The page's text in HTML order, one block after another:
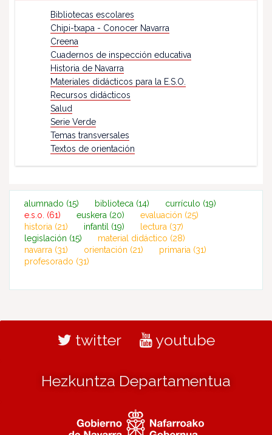
Bibliotecas escolares
Chipi-txapa - Conocer Navarra
Creena
Cuadernos de inspección educativa
Historia de Navarra
Materiales didácticos para la E.S.O.
Recursos didácticos
Salud
Serie Verde
Temas transversales
Textos de orientación
alumnado (15) biblioteca (14) currículo (19)
e.s.o. (61) euskera (20) evaluación (25)
historia (21) infantil (19) lectura (37)
legislación (15) material didáctico (28)
navarra (31) orientación (21) primaria (31)
profesorado (31)
twitter youtube
Hezkuntza Departamentua